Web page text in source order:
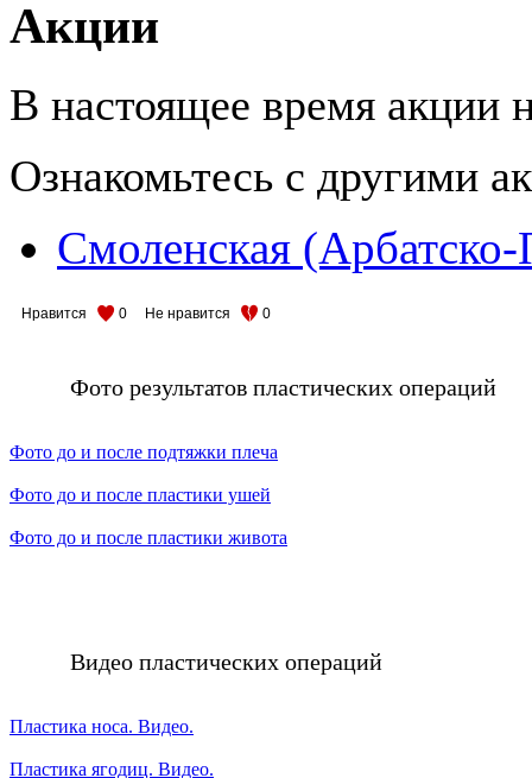
Акции
В настоящее время акции
Ознакомьтесь с другими
Смоленская
Нравится 0 Не нравится 0
Фото результатов пластических операций
Фото до и после подтяжки плеча
Фото до и после пластики ушей
Фото до и после пластики живота
Видео пластических операций
Пластика носа. Видео.
Пластика ягодиц. Видео.